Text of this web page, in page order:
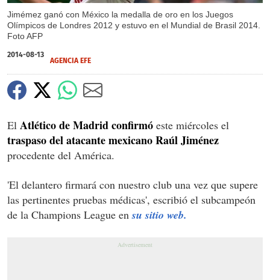
Jimémez ganó con México la medalla de oro en los Juegos
Olímpicos de Londres 2012 y estuvo en el Mundial de Brasil 2014.
Foto AFP
2014-08-13
AGENCIA EFE
El Atlético de Madrid confirmó este miércoles el
traspaso del atacante mexicano Raúl Jiménez
procedente del América.
'El delantero firmará con nuestro club una vez que supere
las pertinentes pruebas médicas', escribió el subcampeón
de la Champions League en su sitio web.